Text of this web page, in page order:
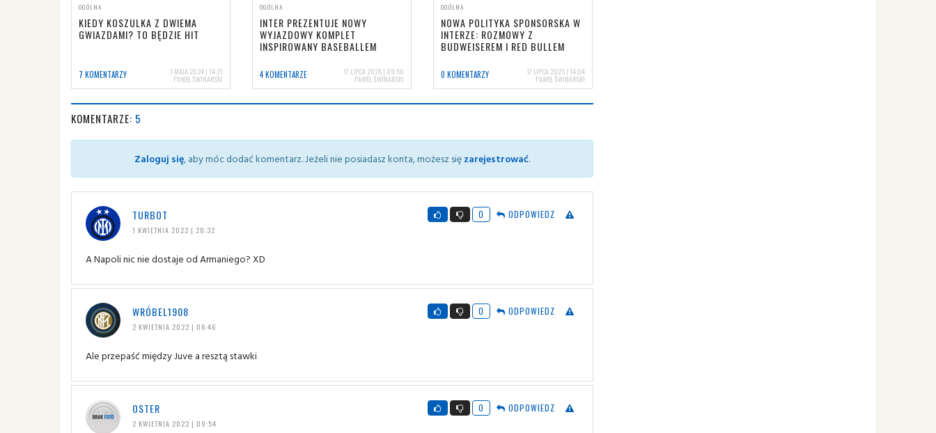
OGÓLNA
KIEDY KOSZULKA Z DWIEMA
GWIAZDAMI? TO BĘDZIE HIT
7 KOMENTARZY 1 MAJA 2024 | 14:21
PAWEŁ ŚWINARSKI
OGÓLNA
INTER PREZENTUJE NOWY
WYJAZDOWY KOMPLET
INSPIROWANY BASEBALLEM
4 KOMENTARZE 17 LIPCA 2026 | 09:50
PAWEŁ ŚWINARSKI
OGÓLNA
NOWA POLITYKA SPONSORSKA W
INTERZE: ROZMOWY Z
BUDWEISEREM I RED BULLEM
0 KOMENTARZY 17 LIPCA 2025 | 14:04
PAWEŁ ŚWINARSKI
KOMENTARZE: 5
Zaloguj się, aby móc dodać komentarz. Jeżeli nie posiadasz konta, możesz sięzarejestrować.
TURBOT
1 KWIETNIA 2022 | 20:32
0 ODPOWIEDZ
A Napoli nic nie dostaje od Armaniego? XD
WRÓBEL1908
2 KWIETNIA 2022 | 06:46
0 ODPOWIEDZ
Ale przepaść między Juve a resztą stawki
OSTER
2 KWIETNIA 2022 | 09:54
0 ODPOWIEDZ